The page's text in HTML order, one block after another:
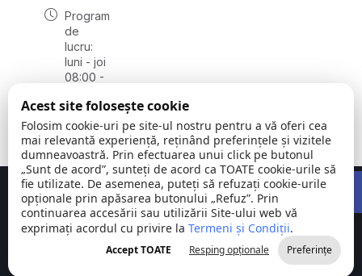
Program
de
lucru:
luni - joi
08:00 -
vineri
08:00 -
14:00
Comuna
Stejaru |
județul Tulcea
©
2026
Toate
drepturile
rezervate
Concept realizat deBig Media Relații Publice SRL
Acest site folosește cookie
Folosim cookie-uri pe site-ul nostru pentru a vă oferi cea
mai relevantă experiență, reținând preferințele și vizitele
dumneavoastră. Prin efectuarea unui click pe butonul
„Sunt de acord”, sunteți de acord ca TOATE cookie-urile să
fie utilizate. De asemenea, puteți să refuzați cookie-urile
opționale prin apăsarea butonului „Refuz”. Prin
continuarea accesării sau utilizării Site-ului web vă
exprimați acordul cu privire la Termeni și Condiții.
Accept TOATE Resping opționale Preferințe